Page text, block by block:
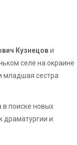
Кузнецови
селе на окраине
младшая сестра
поиске новых
драматургии и